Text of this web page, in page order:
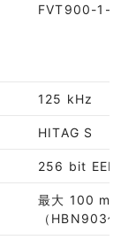
FVT900-1-0-
125 kHz
HITAG S
256 bit
最大 100 mm
（HBN903使